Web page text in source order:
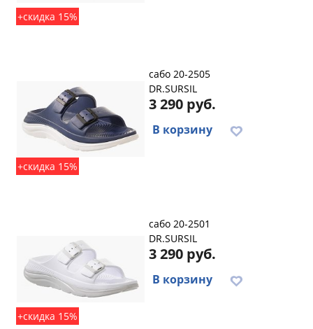
+скидка 15%
+скидка 15%
сабо 20-2505
DR.SURSIL
3 290 руб.
В корзину
+скидка 15%
сабо 20-2501
DR.SURSIL
3 290 руб.
В корзину